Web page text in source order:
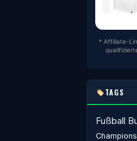
* Affiliate-
TAGS
Fußball